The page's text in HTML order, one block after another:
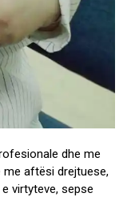
dhe me
me aftësi drejtuese,
virtyteve, sepse